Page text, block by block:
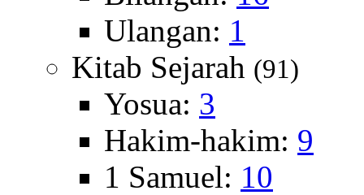
Ulangan: 1
Kitab Sejarah (91)
Yosua: 3
Hakim-hakim: 9
1 Samuel: 10